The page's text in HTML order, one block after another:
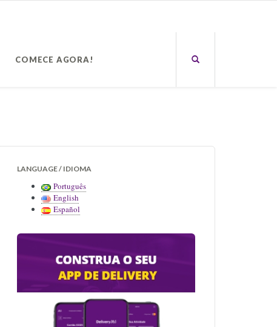
COMECE AGORA!
LANGUAGE / IDIOMA
Português
English
Español